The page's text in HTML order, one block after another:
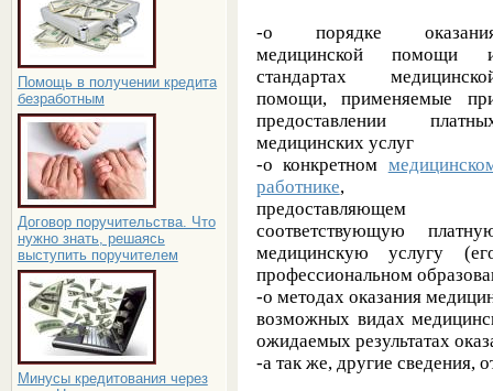
Помощь в получении кредита
безработным
Договор поручительства. Что
нужно знать, решаясь
выступить поручителем
Минусы кредитования через
-о порядке
медицинской помощи
стандартах
помощи, применяемые
предоставлении
медицинских услуг
-о конкретном
работнике,
предоставляющем
соответствующую
медицинскую услугу
профессиональном
-о методах оказания
возможных видах
ожидаемых результатах
-а так же, другие сведения,